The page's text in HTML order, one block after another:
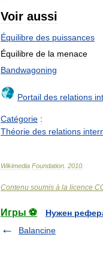
Voir aussi
Équilibre des puissances
Équilibre de la menace
Bandwagoning
Portail des relations
Catégorie :
Théorie des relations
Wikimedia Foundation 2010
Contenu soumis à la licence
Игры ⚽
Нужен
Balancine